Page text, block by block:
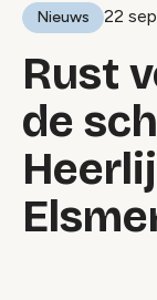
Nieuws 22
Rust
de